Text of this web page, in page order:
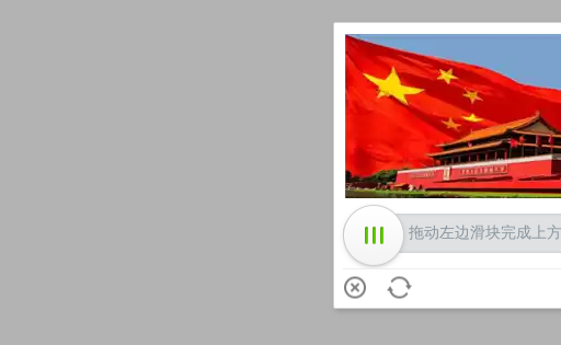
加载中
拖动左边滑块完成上